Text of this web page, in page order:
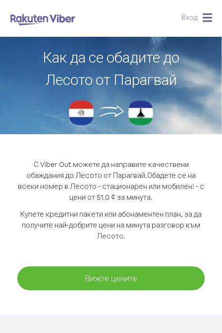
Вход
Как да се обадите до
Лесото от Парагвай
С Viber Out можете да направите качествени
обаждания до Лесото от Парагвай.Обадете се на
всеки номер в Лесото - стационарен или мобилен! - с
цени от 51.0 ¢ за минута.
Купете кредитни пакети или абонаментен план, за да
получите най-добрите цени на минута разговор към
Лесото.
Вижте цените